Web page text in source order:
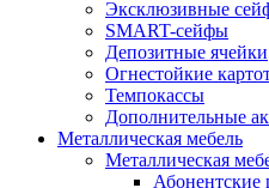
Эксклюзивные
SMART-сейфы
Депозитные ячейки
Огнестойкие
Темпокассы
Дополнительные
Металлическая мебель
Металлическая